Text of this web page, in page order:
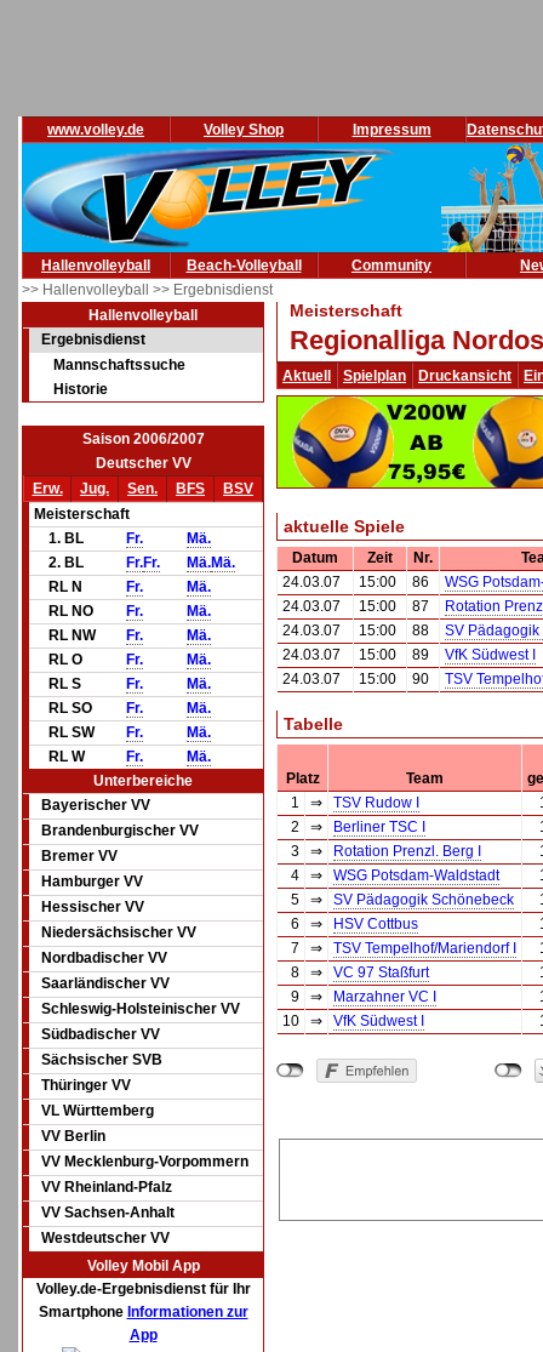
www.volley.de Volley Shop Impressum
Hallenvolleyball Beach-Volleyball Community
>> Hallenvolleyball >> Ergebnisdienst
Hallenvolleyball
Ergebnisdienst
Mannschaftssuche
Historie
Saison 2006/2007
Deutscher VV
Erw.
Jug. Sen. BFS
BSV
Meisterschaft
1. BL
Fr.
Mä.
2. BL
Fr.Fr. Mä.Mä.
RL N
Fr.
Mä.
RL NO
Fr.
Mä.
RL NW
Fr.
Mä.
RL O
Fr.
Mä.
RL S
Fr.
Mä.
RL SO
Fr.
Mä.
RL SW
Fr.
Mä.
RL W
Fr.
Mä.
Unterbereiche
Bayerischer VV
Brandenburgischer VV
Bremer VV
Hamburger VV
Hessischer VV
Niedersächsischer VV
Nordbadischer VV
Saarländischer VV
Schleswig-Holsteinischer VV
Südbadischer VV
Sächsischer SVB
Thüringer VV
VL Württemberg
VV Berlin
VV Mecklenburg-Vorpommern
VV Rheinland-Pfalz
VV Sachsen-Anhalt
Westdeutscher VV
Volley Mobil App
Volley.de-Ergebnisdienst für Ihr
Smartphone Informationen zur
App
Meisterschaft
Regionalliga
Aktuell Spielplan Druckansicht
aktuelle Spiele
Datum Zeit Nr.
24.03.07
15:00 86
WSG
24.03.07
15:00 87
Rotation
24.03.07
15:00 88
SV
24.03.07
15:00 89
VfK Südwest I
24.03.07
15:00 90 TSV
Tabelle
Platz Team
1
⇒ TSV Rudow I
2
⇒ Berliner TSC I
3
⇒ Rotation Prenzl. Berg I
4
⇒ WSG Potsdam-Waldstadt
5
⇒ SV Pädagogik Schönebeck
6
⇒ HSV Cottbus
7
⇒ TSV Tempelhof/Mariendorf I
8
⇒ VC 97 Staßfurt
9
⇒ Marzahner VC I
10
⇒ VfK Südwest I